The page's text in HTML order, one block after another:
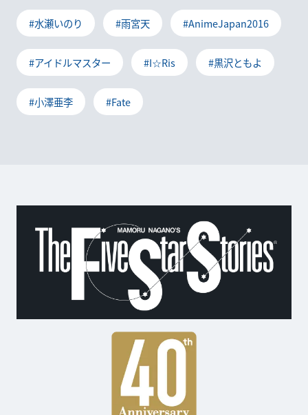
#水瀬いのり #雨宮天 #AnimeJapan2016
#アイドルマスター #I☆Ris #黒沢ともよ
#小澤亜李 #Fate